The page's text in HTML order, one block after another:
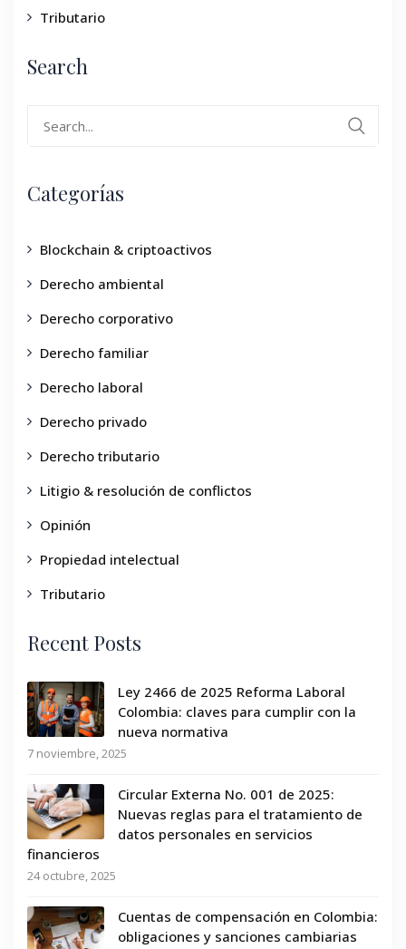
Tributario
Search
Categorías
Blockchain & criptoactivos
Derecho ambiental
Derecho corporativo
Derecho familiar
Derecho laboral
Derecho privado
Derecho tributario
Litigio & resolución de conflictos
Opinión
Propiedad intelectual
Tributario
Recent Posts
Ley 2466 de 2025 Reforma Laboral
Colombia: claves para cumplir con la
nueva normativa
7 noviembre, 2025
Circular Externa No. 001 de 2025:
Nuevas reglas para el tratamiento de
datos personales en servicios
financieros
24 octubre, 2025
Cuentas de compensación en Colombia:
obligaciones y sanciones cambiarias